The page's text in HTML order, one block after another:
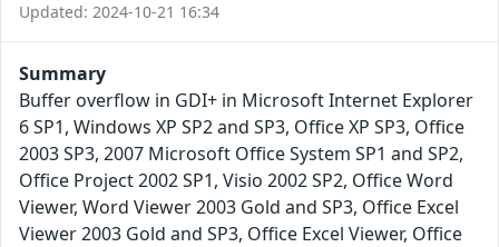
Updated: 2024-10-21 16:34
Summary
Buffer overflow in GDI+ in Microsoft Internet Explorer
6 SP1, Windows XP SP2 and SP3, Office XP SP3, Office
2003 SP3, 2007 Microsoft Office System SP1 and SP2,
Office Project 2002 SP1, Visio 2002 SP2, Office Word
Viewer, Word Viewer 2003 Gold and SP3, Office Excel
Viewer 2003 Gold and SP3, Office Excel Viewer, Office